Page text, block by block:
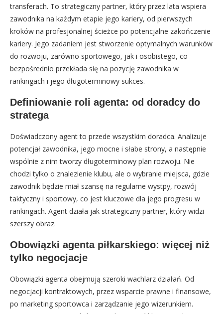
transferach. To strategiczny partner, który przez lata wspiera
zawodnika na każdym etapie jego kariery, od pierwszych
kroków na profesjonalnej ścieżce po potencjalne zakończenie
kariery. Jego zadaniem jest stworzenie optymalnych warunków
do rozwoju, zarówno sportowego, jak i osobistego, co
bezpośrednio przekłada się na pozycję zawodnika w
rankingach i jego długoterminowy sukces.
Definiowanie roli agenta: od doradcy do
stratega
Doświadczony agent to przede wszystkim doradca. Analizuje
potencjał zawodnika, jego mocne i słabe strony, a następnie
wspólnie z nim tworzy długoterminowy plan rozwoju. Nie
chodzi tylko o znalezienie klubu, ale o wybranie miejsca, gdzie
zawodnik będzie miał szansę na regularne wystpy, rozwój
taktyczny i sportowy, co jest kluczowe dla jego progresu w
rankingach. Agent działa jak strategiczny partner, który widzi
szerszy obraz.
Obowiązki agenta piłkarskiego: więcej niż
tylko negocjacje
Obowiązki agenta obejmują szeroki wachlarz działań. Od
negocjacji kontraktowych, przez wsparcie prawne i finansowe,
po marketing sportowca i zarządzanie jego wizerunkiem.